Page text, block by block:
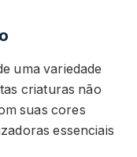
uma variedade
criaturas não
suas cores
essenciais